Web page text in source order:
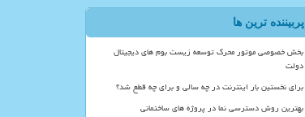
پربیننده ترین ها
بخش خصوصی موتور محرک توسعه زیست بوم های دیجیتال
دولت
برای نخستین بار اینترنت در چه سالی و برای چه قطع شد؟
بهترین روش دسترسی نما در پروژه های ساختمانی